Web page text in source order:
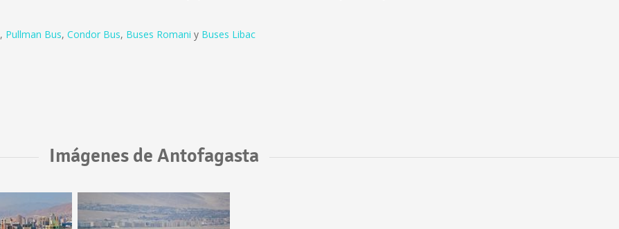
, Pullman Bus, Condor Bus, Buses Romani y Buses Libac
Imágenes de Antofagasta